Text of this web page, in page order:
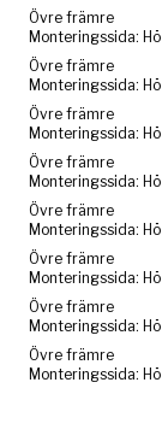
Övre främre
Monteringssida: Hö
Övre främre
Monteringssida: Hö
Övre främre
Monteringssida: Hö
Övre främre
Monteringssida: Hö
Övre främre
Monteringssida: Hö
Övre främre
Monteringssida: Hö
Övre främre
Monteringssida: Hö
Övre främre
Monteringssida: Hö